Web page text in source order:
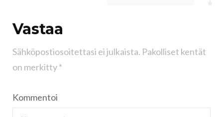
Vastaa
Sähköpostiosoitettasi ei julkaista. Pakolliset kentät
on merkitty*
Kommentoi